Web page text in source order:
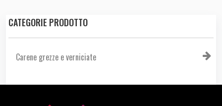
CATEGORIE PRODOTTO
Carene grezze e verniciate